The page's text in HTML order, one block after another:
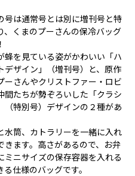
号は通常号とは別に増刊号と特
、くまのプーさんの保冷バッグ
蜂を見ている姿がかわいい「ハ
デザイン」（増刊号）と、原作
ーさんやクリストファー・ロビ
間たちが勢ぞろいした「クラシ
（特別号）デザインの２種があ
水筒、カトラリーを一緒に入れ
きます。高さがあるので、お弁
ミニサイズの保存容器を入れる
る仕様のバッグです。